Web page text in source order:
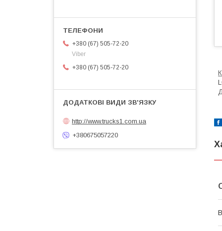
+380 (67) 505-72-20
Viber
+380 (67) 505-72-20
http://www.trucks1.com.ua
+380675057220